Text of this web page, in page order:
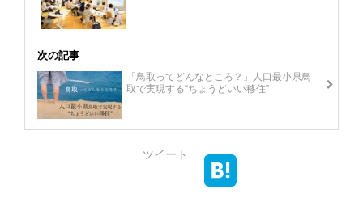
次の記事
「鳥取ってどんなところ？」人口最小県鳥
取で実現する“ちょうどいい移住”
ツイート